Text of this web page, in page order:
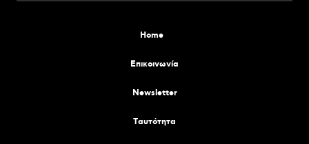
Home
Επικοινωνία
Newsletter
Tαυτότητα